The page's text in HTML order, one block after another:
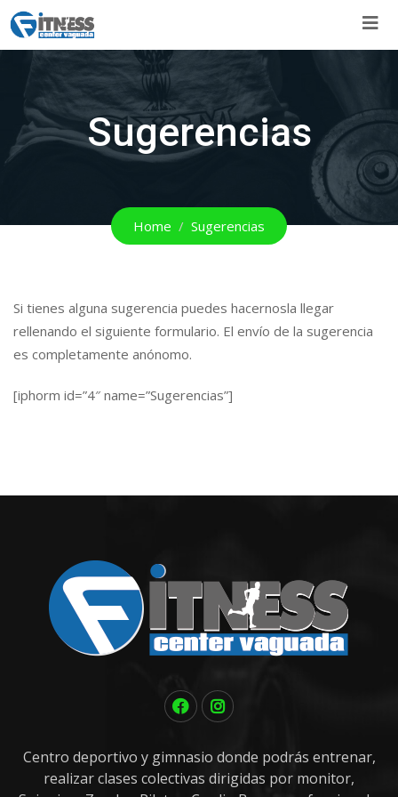
Skip
to
content
Sugerencias
Home Sugerencias
Si tienes alguna sugerencia puedes hacernosla llegar
rellenando el siguiente formulario. El envío de la sugerencia
es completamente anónomo.
[iphorm id=”4″ name=”Sugerencias”]
Centro deportivo y gimnasio donde podrás entrenar,
realizar clases colectivas dirigidas por monitor,